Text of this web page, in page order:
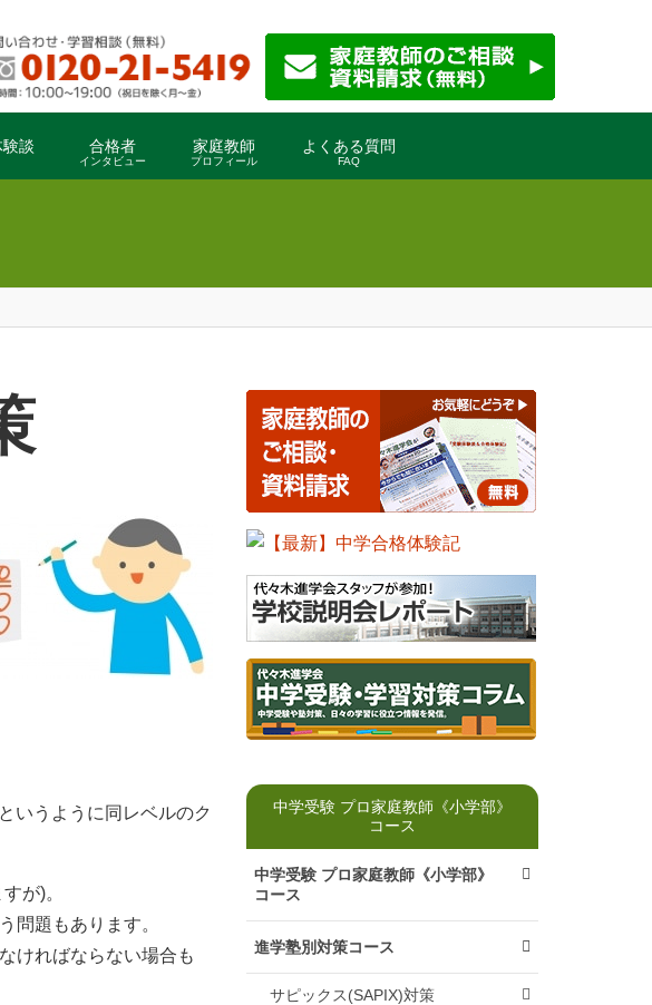
談 合格者
インタビュー
家庭教師
プロフィール
よくある質問
FAQ
いうように同レベルのク
が)。
問題もあります。
ければならない場合も
中学受験 プロ家庭教師《小学部》
コース
中学受験 プロ家庭教師《小学部》
コース
進学塾別対策コース
サピックス(SAPIX)対策